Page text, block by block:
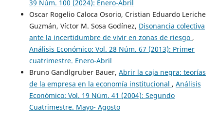
39 Núm. 100 (2024): Enero-Abril
Oscar Rogelio Caloca Osorio, Cristian Eduardo Leriche
Guzmán, Víctor M. Sosa Godínez, Disonancia colectiva
ante la incertidumbre de vivir en zonas de riesgo ,
Análisis Económico: Vol. 28 Núm. 67 (2013): Primer
cuatrimestre. Enero-Abril
Bruno Gandlgruber Bauer, Abrir la caja negra: teorías
de la empresa en la economía institucional , Análisis
Económico: Vol. 19 Núm. 41 (2004): Segundo
Cuatrimestre. Mayo- Agosto